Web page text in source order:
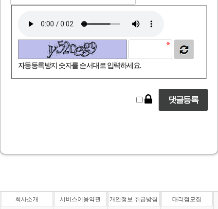
자동등록방지 숫자를 순서대로 입력하세요.
회사소개 서비스이용약관 개인정보 취급방침 대리점모집